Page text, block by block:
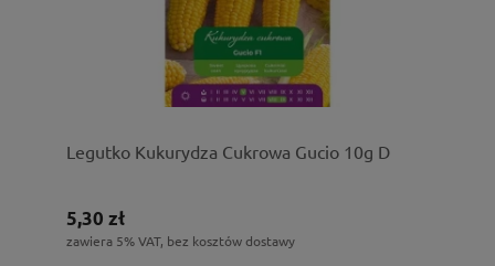
Legutko Kukurydza Cukrowa Gucio 10g D
5,30 zł
zawiera 5% VAT, bez kosztów dostawy